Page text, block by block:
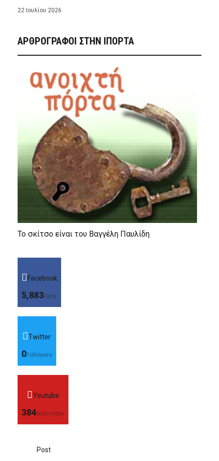
22 Ιουλίου 2026
ΑΡΘΡΟΓΡΑΦΟΙ ΣΤΗΝ IΠΟΡΤΑ
Το σκίτσο είναι του Βαγγέλη Παυλίδη
Facebook
5,883Fans
Twitter
0Followers
Youtube
384Subscriber
Post